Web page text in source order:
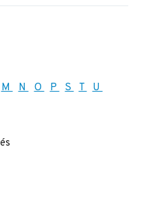
M N O P S T U